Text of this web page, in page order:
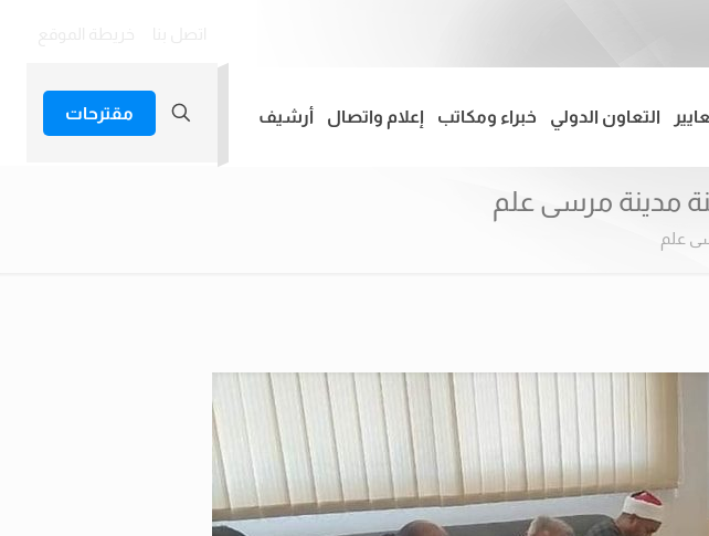
التعاون الدولي خبراء ومكاتب إعلام واتصال أرشيف مقترحات
مدينة مرسى علم
علم